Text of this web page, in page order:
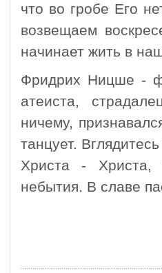
что во гробе Его
возвещаем
начинает жить в
Фридрих Ницше -
атеиста,
ничему,
танцует.
Христа - Христа,
небытия. В славе